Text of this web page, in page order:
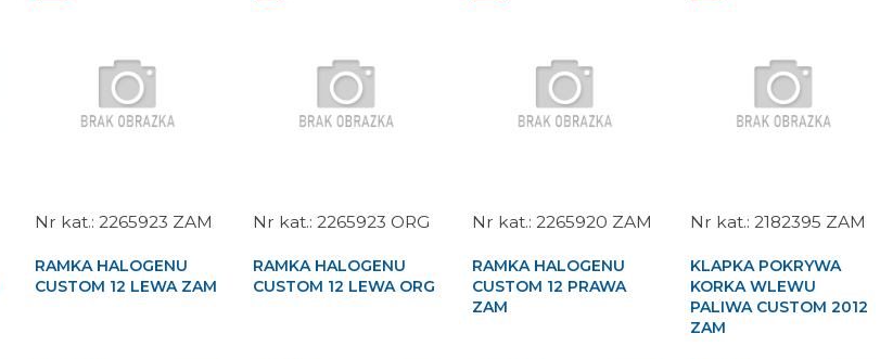
2265923 ZAM
RAMKA HALOGENU
CUSTOM 12 LEWA ZAM
2265923 ORG
RAMKA HALOGENU
CUSTOM 12 LEWA ORG
2265920 ZAM
RAMKA HALOGENU
CUSTOM 12 PRAWA
ZAM
2182395 ZAM
KLAPKA POKRYWA
KORKA WLEWU
PALIWA CUSTOM 2012
ZAM